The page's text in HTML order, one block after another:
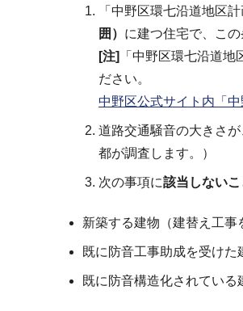
「中野区環七沿道地区
囲） に建つ住宅で、こ
[注]
「中野区環七沿道
ださい。
中野区公式サイト内「中
道路交通騒音の大きさ
都が調査します。）
次の事項に該当しないこ
新築する建物（建替え工事
既に防音工事助成を受けた
既に防音構造化されている